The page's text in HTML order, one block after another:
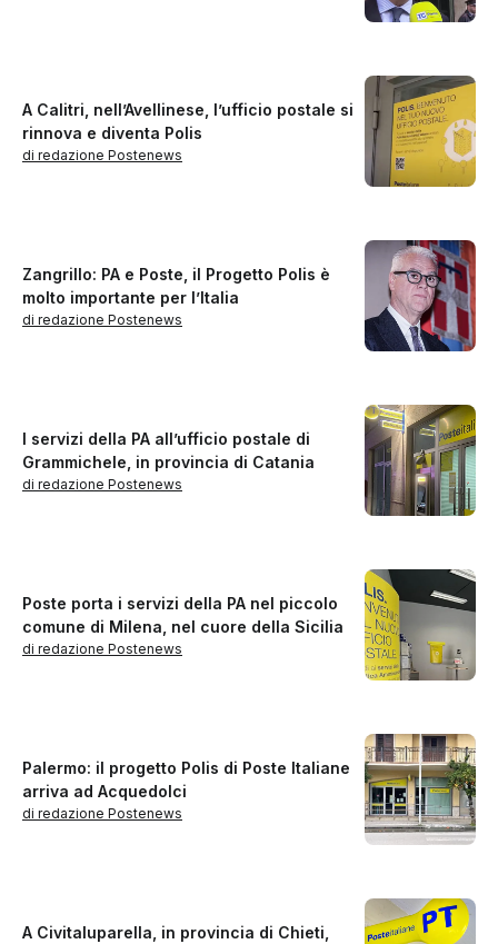
A Calitri, nell’Avellinese, l’ufficio postale si
rinnova e diventa Polis
di redazione Postenews
Zangrillo: PA e Poste, il Progetto Polis è
molto importante per l’Italia
di redazione Postenews
I servizi della PA all’ufficio postale di
Grammichele, in provincia di Catania
di redazione Postenews
Poste porta i servizi della PA nel piccolo
comune di Milena, nel cuore della Sicilia
di redazione Postenews
Palermo: il progetto Polis di Poste Italiane
arriva ad Acquedolci
di redazione Postenews
A Civitaluparella, in provincia di Chieti,